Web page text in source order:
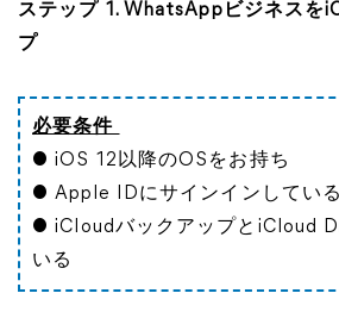
ステップ 1. WhatsAppビジネスを
プ
必要条件
● iOS 12以降のOSをお持ち
● Apple IDにサインインしている
● iCloudバックアップとiCloud
いる